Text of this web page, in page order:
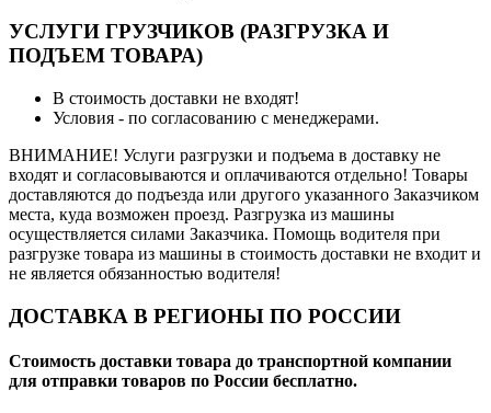
УСЛУГИ ГРУЗЧИКОВ (РАЗГРУЗКА И
ПОДЪЕМ ТОВАРА)
В стоимость доставки не входят!
Условия - по согласованию с менеджерами.
ВНИМАНИЕ! Услуги разгрузки и подъема в доставку не
входят и согласовываются и оплачиваются отдельно! Товары
доставляются до подъезда или другого указанного Заказчиком
места, куда возможен проезд. Разгрузка из машины
осуществляется силами Заказчика. Помощь водителя при
разгрузке товара из машины в стоимость доставки не входит и
не является обязанностью водителя!
ДОСТАВКА В РЕГИОНЫ ПО РОССИИ
Стоимость доставки товара до транспортной компании
для отправки товаров по России бесплатно.